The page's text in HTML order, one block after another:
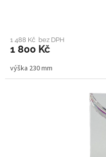
1 488 Kč bez DPH
1 800 Kč
výška 230 mm